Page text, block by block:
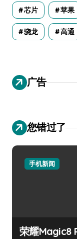
芯片 苹果
骁龙 高通
广告
您错过了
手机新闻
荣耀Magic8